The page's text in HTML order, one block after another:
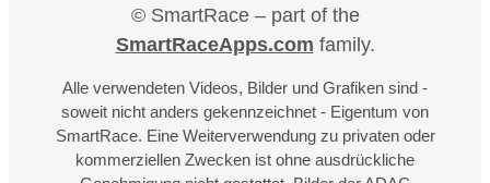
© SmartRace – part of the
SmartRaceApps.com family.
Alle verwendeten Videos, Bilder und Grafiken sind -
soweit nicht anders gekennzeichnet - Eigentum von
SmartRace. Eine Weiterverwendung zu privaten oder
kommerziellen Zwecken ist ohne ausdrückliche